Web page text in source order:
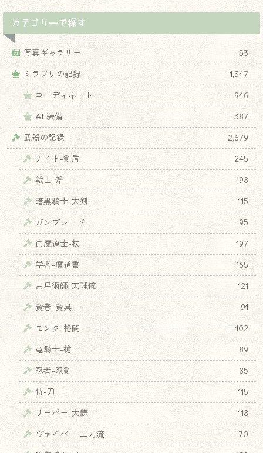
カテゴリーで探す
写真ギャラリー
53
ミラプリの記録
1,347
コーディネート
946
AF装備
387
武器の記録
2,679
ナイト-剣盾
245
戦士-斧
198
暗黒騎士-大剣
115
ガンブレード
95
白魔道士-杖
197
学者-魔道書
165
占星術師-天球儀
121
賢者-賢具
91
モンク-格闘
102
竜騎士-槍
89
忍者-双剣
85
侍-刀
115
リーパー-大鎌
118
ヴァイパー-二刀流
70